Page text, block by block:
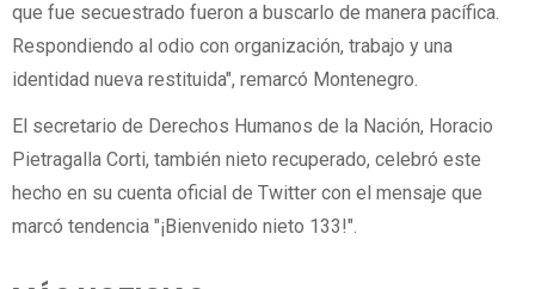
que fue secuestrado fueron a buscarlo de manera pacífica.
Respondiendo al odio con organización, trabajo y una
identidad nueva restituida", remarcó Montenegro.
El secretario de Derechos Humanos de la Nación, Horacio
Pietragalla Corti, también nieto recuperado, celebró este
hecho en su cuenta oficial de Twitter con el mensaje que
marcó tendencia "¡Bienvenido nieto 133!".